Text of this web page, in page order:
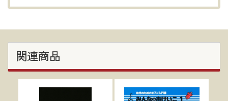
関連商品